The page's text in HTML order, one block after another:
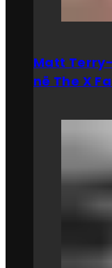
Matt
në The X